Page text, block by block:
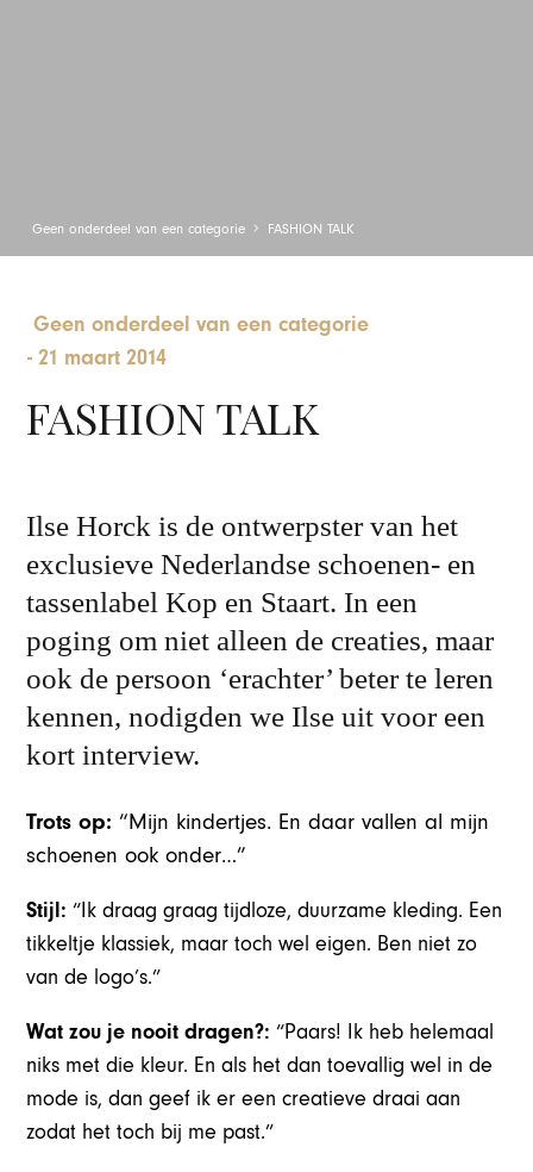
Geen onderdeel van een categorie FASHION TALK
Geen onderdeel van een categorie
-21 maart 2014
FASHION TALK
Ilse Horck is de ontwerpster van het
exclusieve Nederlandse schoenen- en
tassenlabel Kop en Staart. In een
poging om niet alleen de creaties, maar
ook de persoon ‘erachter’ beter te leren
kennen, nodigden we Ilse uit voor een
kort interview.
Trots op: “Mijn kindertjes. En daar vallen al mijn
schoenen ook onder…”
Stijl: “Ik draag graag tijdloze, duurzame kleding. Een
tikkeltje klassiek, maar toch wel eigen. Ben niet zo
van de logo’s.”
Wat zou je nooit dragen?:“Paars! Ik heb helemaal
niks met die kleur. En als het dan toevallig wel in de
mode is, dan geef ik er een creatieve draai aan
zodat het toch bij me past.”